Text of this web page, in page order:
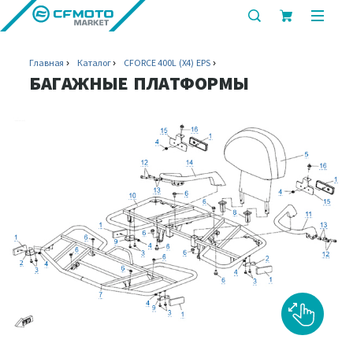
показать
Главная Каталог CFORCE 400L (X4) EPS
БАГАЖНЫЕ ПЛАТФОРМЫ